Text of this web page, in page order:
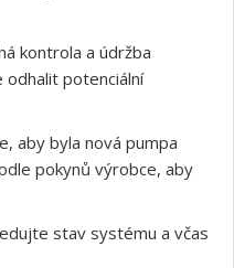
kontrola a údržba
potenciální
aby byla nová pumpa
pokynů výrobce, aby
stav systému a včas